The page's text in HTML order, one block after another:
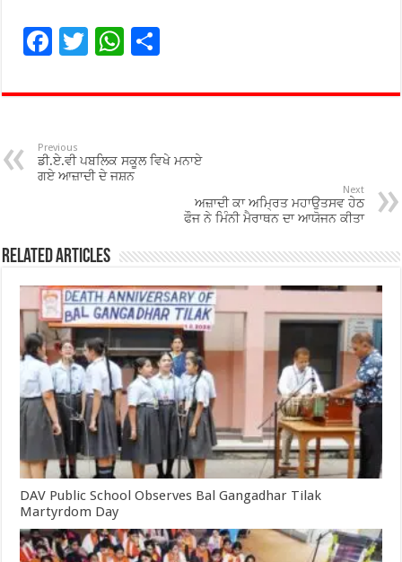
F
e
o
o
T
tt
W
at
p
p
ar
Previous
ਡੀ.ਏ.ਵੀ ਪਬਲਿਕ ਸਕੂਲ ਵਿਖੇ ਮਨਾਏ
ਗਏ ਆਜ਼ਾਦੀ ਦੇ ਜਸ਼ਨ
Next
ਅਜ਼ਾਦੀ ਕਾ ਅਮ੍ਰਿਤ ਮਹਾਉਤਸਵ ਹੇਠ
ਫੌਜ ਨੇ ਮਿੰਨੀ ਮੈਰਾਥਨ ਦਾ ਆਯੋਜਨ ਕੀਤਾ
Related Articles
DAV Public School Observes Bal Gangadhar Tilak
Martyrdom Day